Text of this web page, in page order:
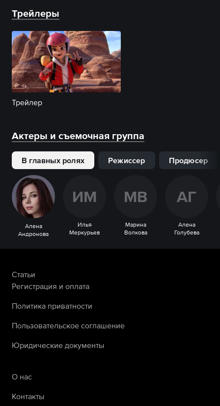
Трейлеры
Трейлер
Актеры и съемочная группа
В главных ролях Режиссер Продюсер
Алена
Андронова
ИМ
Илья
Меркурьев
МВ
Марина
Волкова
АГ
Алена
Голубева
Статьи
Регистрация и оплата
Политика приватности
Пользовательское соглашение
Юридические документы
О нас
Контакты